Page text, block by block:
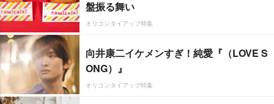
盤振る舞い
オリコンタイアップ特集
向井康二イケメンすぎ！純愛『（LOVE S
ONG）』
オリコンタイアップ特集